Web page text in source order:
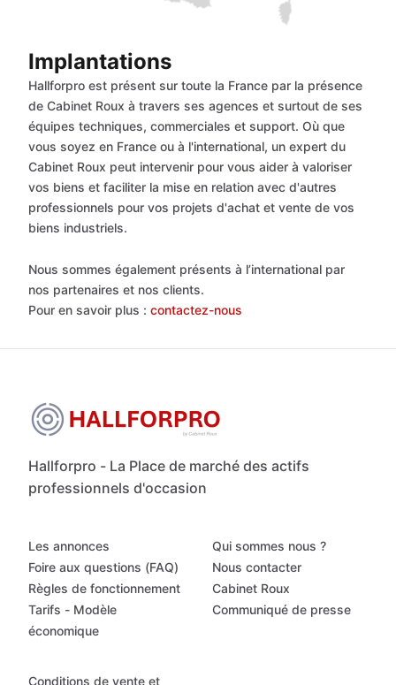
Implantations
Hallforpro est présent sur toute la France par la présence
de Cabinet Roux à travers ses agences et surtout de ses
équipes techniques, commerciales et support. Où que
vous soyez en France ou à l'international, un expert du
Cabinet Roux peut intervenir pour vous aider à valoriser
vos biens et faciliter la mise en relation avec d'autres
professionnels pour vos projets d'achat et vente de vos
biens industriels.
Nous sommes également présents à l’international par
nos partenaires et nos clients.
Pour en savoir plus : contactez-nous
Hallforpro - La Place de marché des actifs
professionnels d'occasion
Les annonces
Foire aux questions (FAQ)
Règles de fonctionnement
Tarifs - Modèle
économique
Qui sommes nous ?
Nous contacter
Cabinet Roux
Communiqué de presse
Conditions de vente et